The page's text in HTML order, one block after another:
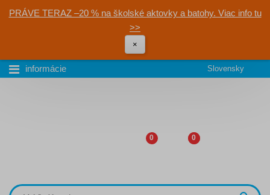
PRÁVE TERAZ –20 % na školské aktovky a batohy. Viac info tu
>>
×
informácie Slovensky
0 0